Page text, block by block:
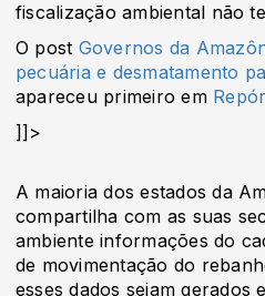
fiscalização ambiental não
O post Governos da
pecuária e desmatamento
apareceu primeiro em
]]>
A maioria dos estados da
compartilha com as suas
ambiente informações do
de movimentação do
esses dados sejam gerados